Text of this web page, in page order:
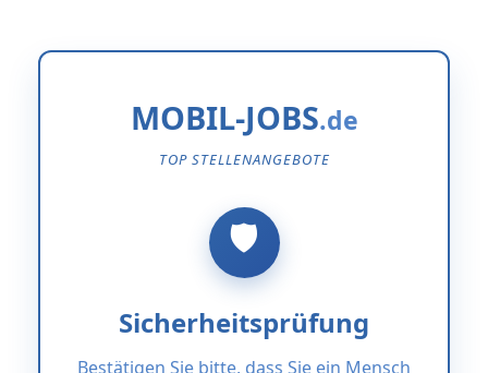
MOBIL-JOBS
TOP STELLENANGEBOTE
Sicherheitsprüfung
Bestätigen Sie bitte, dass Sie ein Mensch